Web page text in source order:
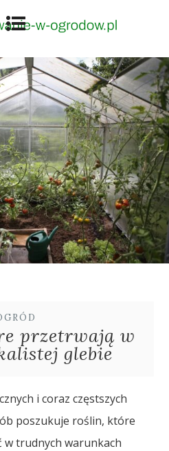
przetrwają w
glebie
i coraz częstszych
poszukuje roślin, które
w trudnych warunkach